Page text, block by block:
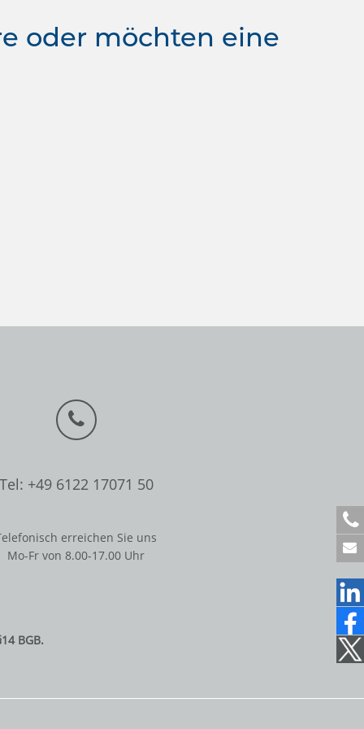
oder möchten eine
+
4
9
2
2
1
7
0
1
+49 6122 17071 50
erreichen Sie uns
Mo-Fr von 8.00-17.00 Uhr
BGB.